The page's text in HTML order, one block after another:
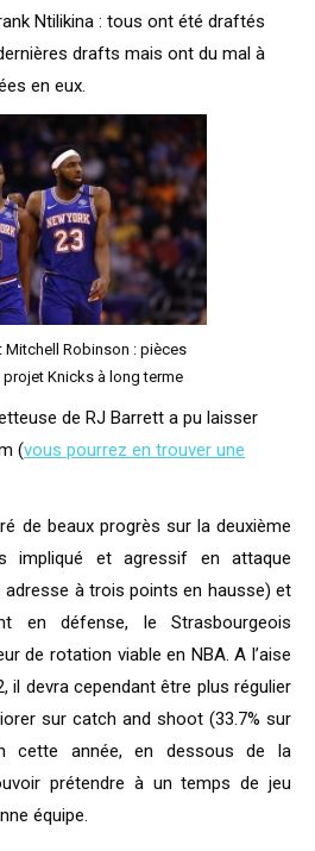
Ntilikina : tous ont été draftés
drafts mais ont du mal à
en eux.
Mitchell Robinson : pièces
Knicks à long terme
de RJ Barrett a pu laisser
(vous pourrez en trouver une
de beaux progrès sur la deuxième
impliqué et agressif en attaque
à trois points en hausse) et
en défense, le Strasbourgeois
de rotation viable en NBA. A l’aise
il devra cependant être plus régulier
sur catch and shoot (33.7% sur
cette année, en dessous de la
prétendre à un temps de jeu
équipe.